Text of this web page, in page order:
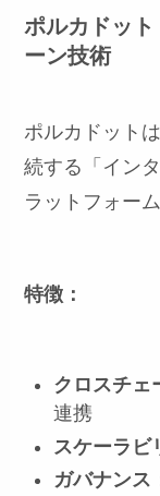
ポルカドッ
ーン技術
ポルカドット
続する「イン
ラットフォーム
特徴：
クロスチェ
連携
スケーラビ
ガバナンス